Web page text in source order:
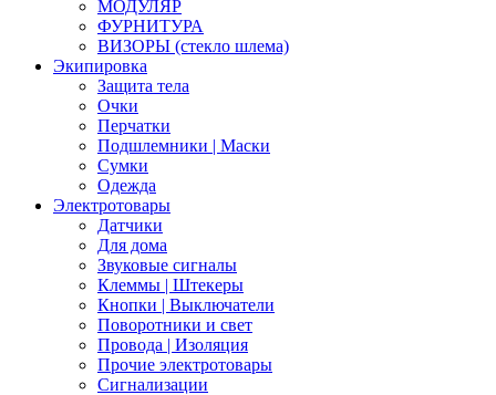
МОДУЛЯР
ФУРНИТУРА
ВИЗОРЫ (стекло шлема)
Экипировка
Защита тела
Очки
Перчатки
Подшлемники | Маски
Сумки
Одежда
Электротовары
Датчики
Для дома
Звуковые сигналы
Клеммы | Штекеры
Кнопки | Выключатели
Поворотники и свет
Провода | Изоляция
Прочие электротовары
Сигнализации